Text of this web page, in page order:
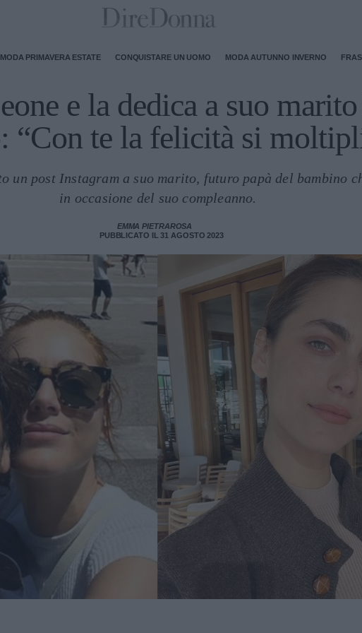
MODA PRIMAVERA ESTATE CONQUISTARE UN UOMO MODA AUTUNNO INVERNO
e la dedica a suo
“Con te la felicità si
un post Instagram a suo marito, futuro papà del bambino
in occasione del suo compleanno.
EMMA PIETRAROSA
PUBBLICATO IL 31 AGOSTO 2023